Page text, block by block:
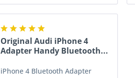
Original Audi iPhone 4
Adapter Handy Bluetooth...
iPhone 4 Bluetooth Adapter